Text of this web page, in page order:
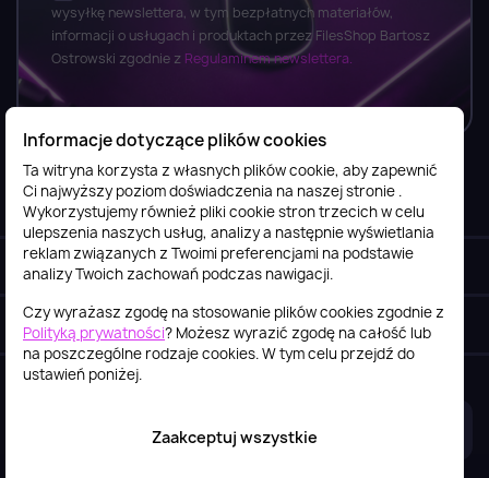
wysyłkę newslettera, w tym bezpłatnych materiałów,
informacji o usługach i produktach przez FilesShop Bartosz
Ostrowski zgodnie z Regulaminem newslettera.
Informacje
Obsługa klienta
Szybki kontakt keyboard_arrow_down
Informacje dotyczące plików cookies
Ta witryna korzysta z własnych plików cookie, aby zapewnić
Ci najwyższy poziom doświadczenia na naszej stronie .
Wykorzystujemy również pliki cookie stron trzecich w celu
ulepszenia naszych usług, analizy a następnie wyświetlania
reklam związanych z Twoimi preferencjami na podstawie
analizy Twoich zachowań podczas nawigacji.
Czy wyrażasz zgodę na stosowanie plików cookies zgodnie z
Polityką prywatności? Możesz wyrazić zgodę na całość lub
na poszczególne rodzaje cookies. W tym celu przejdź do
ustawień poniżej.
Zaakceptuj wszystkie
2026© itstore.com.pl Projekt i realizacja: